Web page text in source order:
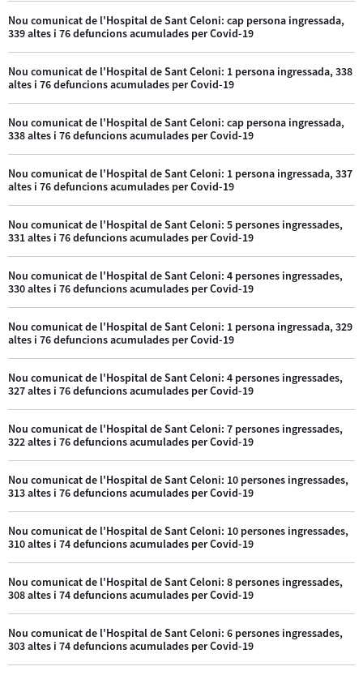
Nou comunicat de l'Hospital de Sant Celoni: cap persona ingressada,
339 altes i 76 defuncions acumulades per Covid-19
Nou comunicat de l'Hospital de Sant Celoni: 1 persona ingressada, 338
altes i 76 defuncions acumulades per Covid-19
Nou comunicat de l'Hospital de Sant Celoni: cap persona ingressada,
338 altes i 76 defuncions acumulades per Covid-19
Nou comunicat de l'Hospital de Sant Celoni: 1 persona ingressada, 337
altes i 76 defuncions acumulades per Covid-19
Nou comunicat de l'Hospital de Sant Celoni: 5 persones ingressades,
331 altes i 76 defuncions acumulades per Covid-19
Nou comunicat de l'Hospital de Sant Celoni: 4 persones ingressades,
330 altes i 76 defuncions acumulades per Covid-19
Nou comunicat de l'Hospital de Sant Celoni: 1 persona ingressada, 329
altes i 76 defuncions acumulades per Covid-19
Nou comunicat de l'Hospital de Sant Celoni: 4 persones ingressades,
327 altes i 76 defuncions acumulades per Covid-19
Nou comunicat de l'Hospital de Sant Celoni: 7 persones ingressades,
322 altes i 76 defuncions acumulades per Covid-19
Nou comunicat de l'Hospital de Sant Celoni: 10 persones ingressades,
313 altes i 76 defuncions acumulades per Covid-19
Nou comunicat de l'Hospital de Sant Celoni: 10 persones ingressades,
310 altes i 74 defuncions acumulades per Covid-19
Nou comunicat de l'Hospital de Sant Celoni: 8 persones ingressades,
308 altes i 74 defuncions acumulades per Covid-19
Nou comunicat de l'Hospital de Sant Celoni: 6 persones ingressades,
303 altes i 74 defuncions acumulades per Covid-19